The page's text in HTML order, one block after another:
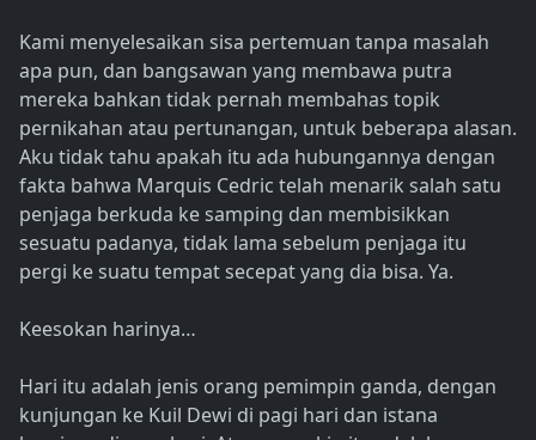
Kami menyelesaikan sisa pertemuan tanpa masalah
apa pun, dan bangsawan yang membawa putra
mereka bahkan tidak pernah membahas topik
pernikahan atau pertunangan, untuk beberapa alasan.
Aku tidak tahu apakah itu ada hubungannya dengan
fakta bahwa Marquis Cedric telah menarik salah satu
penjaga berkuda ke samping dan membisikkan
sesuatu padanya, tidak lama sebelum penjaga itu
pergi ke suatu tempat secepat yang dia bisa. Ya.
Keesokan harinya…
Hari itu adalah jenis orang pemimpin ganda, dengan
kunjungan ke Kuil Dewi di pagi hari dan istana